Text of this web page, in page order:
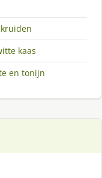
kaas
en tonijn